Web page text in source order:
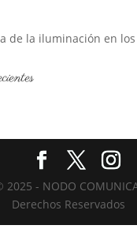
de la iluminación en
- NODO
Derechos Reservados